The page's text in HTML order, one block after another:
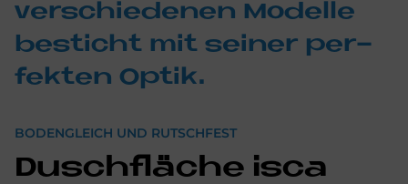
ver­schie­de­nen Mo­del­le
be­sticht mit sei­ner per­
fek­ten Op­tik.
BODENGLEICH UND RUTSCHFEST
Dusch­flä­che isca